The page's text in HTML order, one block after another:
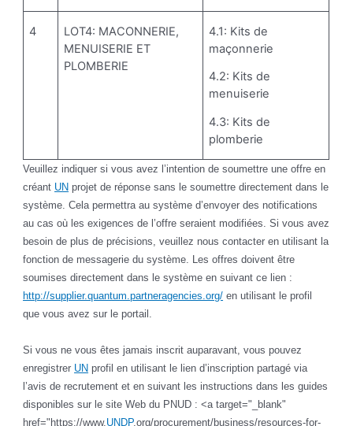
4
LOT4: MACONNERIE,
MENUISERIE ET
PLOMBERIE
4.1: Kits de
maçonnerie
4.2: Kits de
menuiserie
4.3: Kits de
plomberie
Veuillez indiquer si vous avez l’intention de soumettre une offre en
créant UN projet de réponse sans le soumettre directement dans le
système. Cela permettra au système d’envoyer des notifications
au cas où les exigences de l’offre seraient modifiées. Si vous avez
besoin de plus de précisions, veuillez nous contacter en utilisant la
fonction de messagerie du système. Les offres doivent être
soumises directement dans le système en suivant ce lien :
http://supplier.quantum.partneragencies.org/ en utilisant le profil
que vous avez sur le portail.
Si vous ne vous êtes jamais inscrit auparavant, vous pouvez
enregistrer UN profil en utilisant le lien d’inscription partagé via
l’avis de recrutement et en suivant les instructions dans les guides
disponibles sur le site Web du PNUD : <a target="_blank"
href="https://www.UNDP.org/procurement/business/resources-for-